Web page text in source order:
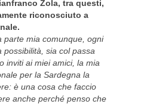
Zola, tra questi,
riconosciuto a
parte mia comunque, ogni
possibilità, sia col passa
inviti ai miei amici, la mia
per la Sardegna la
è una cosa che faccio
anche perché penso che